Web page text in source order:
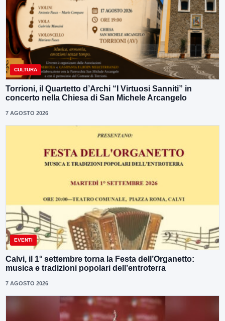
CULTURA
Torrioni, il Quartetto d’Archi “I Virtuosi Sanniti” in
concerto nella Chiesa di San Michele Arcangelo
7 AGOSTO 2026
EVENTI
Calvi, il 1° settembre torna la Festa dell’Organetto:
musica e tradizioni popolari dell’entroterra
7 AGOSTO 2026